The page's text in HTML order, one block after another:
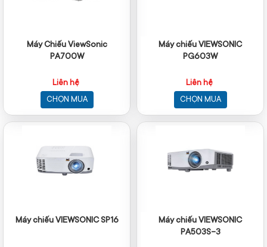
Máy Chiếu ViewSonic
PA700W
Liên hệ
CHỌN MUA
Máy chiếu VIEWSONIC
PG603W
Liên hệ
CHỌN MUA
Máy chiếu VIEWSONIC SP16
Máy chiếu VIEWSONIC
PA503S-3